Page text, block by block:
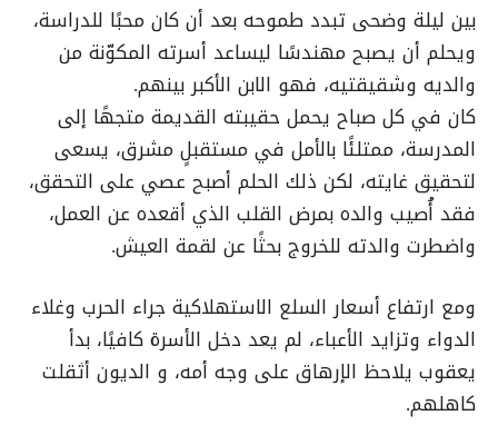
بين ليلة وضحى تبدد طموحه بعد أن كان محبًا للدراسة،
ويحلم أن يصبح مهندسًا ليساعد أسرته المكوّنة من
والديه وشقيقتيه، فهو الابن الأكبر بينهم.
كان في كل صباح يحمل حقيبته القديمة متجهًا إلى
المدرسة، ممتلئًا بالأمل في مستقبلٍ مشرق، يسعى
لتحقيق غايته، لكن ذلك الحلم أصبح عصي على التحقق،
فقد أُصيب والده بمرض القلب الذي أقعده عن العمل،
واضطرت والدته للخروج بحثًا عن لقمة العيش.
ومع ارتفاع أسعار السلع الاستهلاكية جراء الحرب وغلاء
الدواء وتزايد الأعباء، لم يعد دخل الأسرة كافيًا، بدأ
يعقوب يلاحظ الإرهاق على وجه أمه، و الديون أثقلت
كاهلهم.